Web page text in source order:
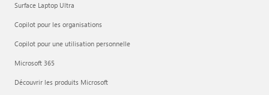
Surface Laptop Ultra
Copilot pour les organisations
Copilot pour une utilisation personnelle
Microsoft 365
Découvrir les produits Microsoft